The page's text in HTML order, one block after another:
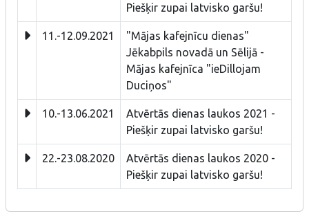
Piešķir zupai latvisko garšu!
11.-12.09.2021
"Mājas kafejnīcu dienas"
Jēkabpils novadā un Sēlijā -
Mājas kafejnīca "ieDillojam
Duciņos"
10.-13.06.2021
Atvērtās dienas laukos 2021 -
Piešķir zupai latvisko garšu!
22.-23.08.2020
Atvērtās dienas laukos 2020 -
Piešķir zupai latvisko garšu!